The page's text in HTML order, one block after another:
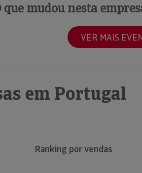
que mudou nesta
VER MAIS
em Portugal
Ranking por vendas